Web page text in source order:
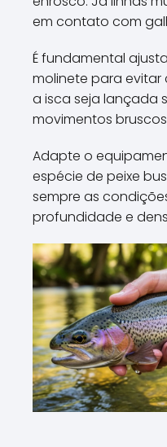
em contato com
É fundamental
molinete para evitar
a isca seja lançada
movimentos
Adapte o
espécie de peixe
sempre as
profundidade e